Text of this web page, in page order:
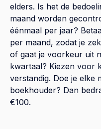
elders. Is het de
maand worden
éénmaal per jaar?
per maand, zodat je
of gaat je voorkeur uit
kwartaal? Kiezen voor
verstandig. Doe je elke
boekhouder? Dan
€100.